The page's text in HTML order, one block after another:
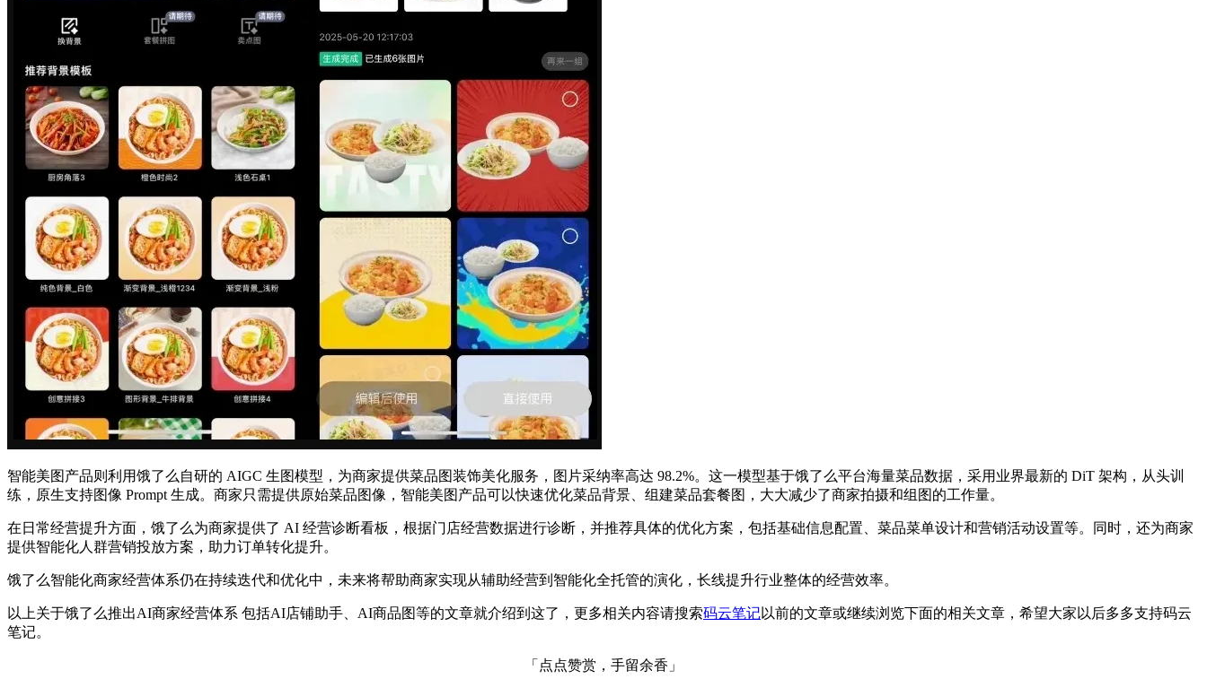
智能美图产品则利用饿了么自研的 AIGC 生图模型，为商家提供菜品图装饰美化服务，图片采纳率高达 98.2%。这一模型基于饿了么平台海量菜品数据，采用业界最新的 DiT 架构，从头训
练，原生支持图像 Prompt 生成。商家只需提供原始菜品图像，智能美图产品可以快速优化菜品背景、组建菜品套餐图，大大减少了商家拍摄和组图的工作量。
在日常经营提升方面，饿了么为商家提供了 AI 经营诊断看板，根据门店经营数据进行诊断，并推荐具体的优化方案，包括基础信息配置、菜品菜单设计和营销活动设置等。同时，还为商家
提供智能化人群营销投放方案，助力订单转化提升。
饿了么智能化商家经营体系仍在持续迭代和优化中，未来将帮助商家实现从辅助经营到智能化全托管的演化，长线提升行业整体的经营效率。
以上关于饿了么推出AI商家经营体系 包括AI店铺助手、AI商品图等的文章就介绍到这了，更多相关内容请搜索码云笔记以前的文章或继续浏览下面的相关文章，希望大家以后多多支持码云
笔记。
「点点赞赏，手留余香」